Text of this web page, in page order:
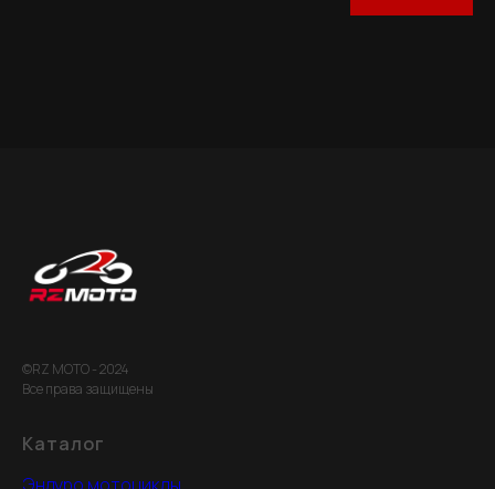
©RZ MOTO - 2024
Все права защищены
Каталог